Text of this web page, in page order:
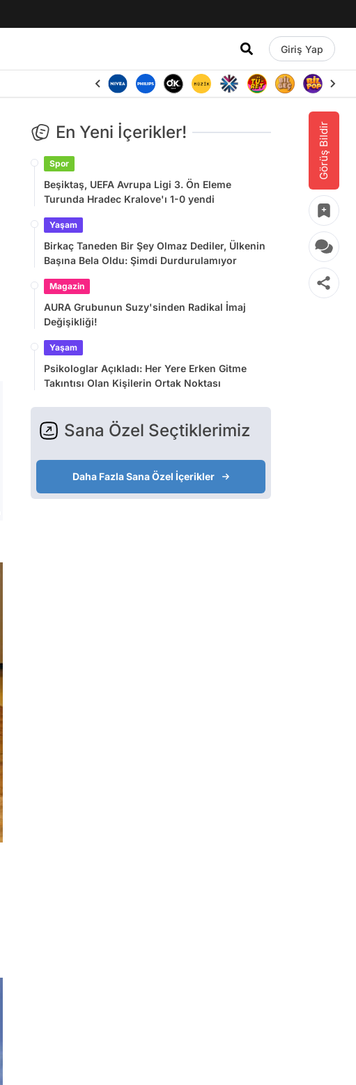
Giriş Yap
Görüş Bildir
En Yeni İçerikler!
Spor
Beşiktaş, UEFA Avrupa Ligi 3. Ön Eleme
Turunda Hradec Kralove'ı 1-0 yendi
Yaşam
Birkaç Taneden Bir Şey Olmaz Dediler, Ülkenin
Başına Bela Oldu: Şimdi Durdurulamıyor
Magazin
AURA Grubunun Suzy'sinden Radikal İmaj
Değişikliği!
Yaşam
Psikologlar Açıkladı: Her Yere Erken Gitme
Takıntısı Olan Kişilerin Ortak Noktası
Sana Özel Seçtiklerimiz
Daha Fazla Sana Özel İçerikler